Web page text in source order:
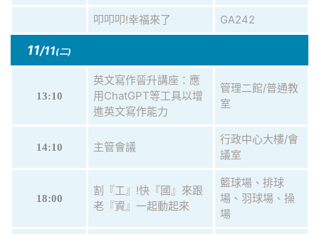
叩叩叩!幸福來了 GA242
11/11(二)
13:10
英文寫作晉升講座：應
用ChatGPT等工具以增
進英文寫作能力
管理二館/普通教
室
14:10 主管會議
行政中心大樓/會
議室
18:00
割『工』!快『國』來跟
老『資』一起動起來
籃球場、排球
場、羽球場、操
場